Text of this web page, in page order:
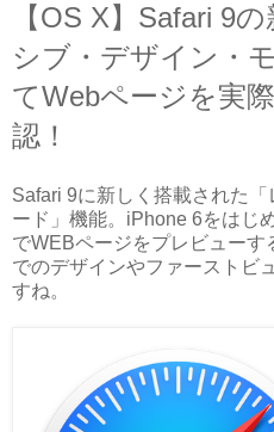
【OS X】Safari 9
シブ・デザイン・
てWebページを実
認！
Safari 9に新しく搭載された
ード」機能。iPhone 6をはじ
でWEBページをプレビュー
でのデザインやファーストビ
すね。